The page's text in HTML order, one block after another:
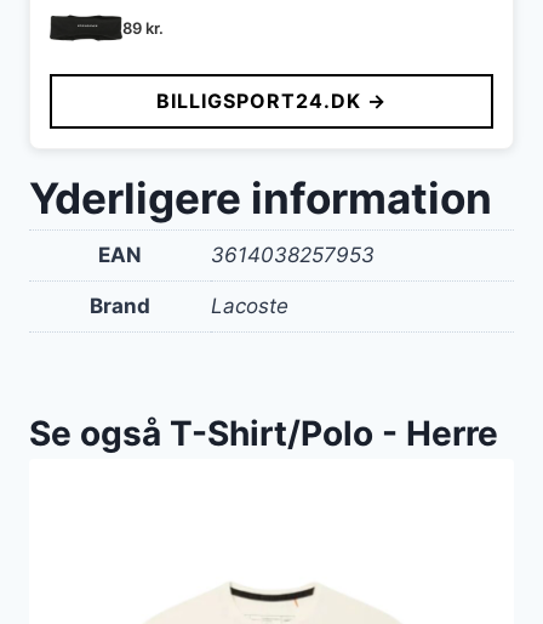
89kr.
BILLIGSPORT24.DK →
Yderligere information
EAN 3614038257953
Brand Lacoste
Se også T-Shirt/Polo - Herre